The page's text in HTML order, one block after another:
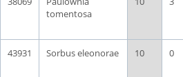
tomentosa
43931 Sorbus eleonorae 10 0